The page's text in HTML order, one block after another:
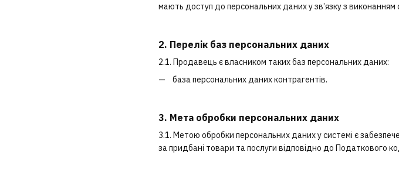
мають доступ до персональних даних у зв’язку з виконанням
2. Перелік баз персональних даних
2.1. Продавець є власником таких баз персональних даних:
база персональних даних контрагентів.
3. Мета обробки персональних даних
3.1. Метою обробки персональних даних у системі є
за придбані товари та послуги відповідно до Податкового